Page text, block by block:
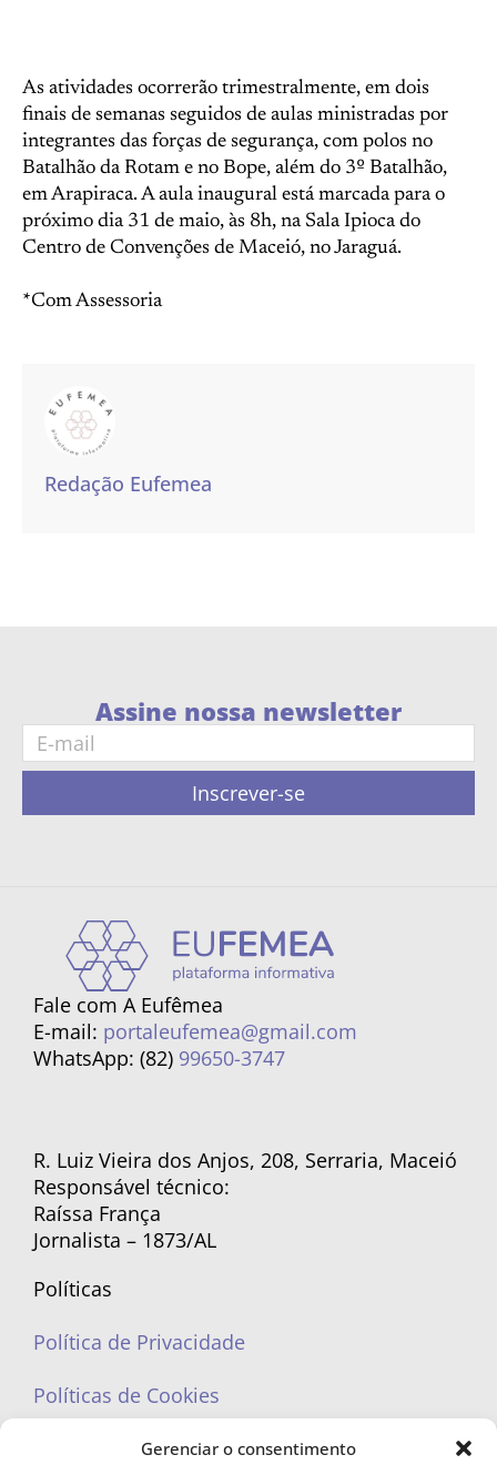
Gerenciar o consentimento
As atividades ocorrerão trimestralmente, em dois
finais de semanas seguidos de aulas ministradas por
integrantes das forças de segurança, com polos no
Batalhão da Rotam e no Bope, além do 3º Batalhão,
em Arapiraca. A aula inaugural está marcada para o
próximo dia 31 de maio, às 8h, na Sala Ipioca do
Centro de Convenções de Maceió, no Jaraguá.
*Com Assessoria
Redação Eufemea
Assine nossa newsletter
Inscrever-se
Fale com A Eufêmea
E-mail: portaleufemea@gmail.com
WhatsApp: (82) 99650-3747
R. Luiz Vieira dos Anjos, 208, Serraria, Maceió
Responsável técnico:
Raíssa França
Jornalista – 1873/AL
Políticas
Política de Privacidade
Políticas de Cookies